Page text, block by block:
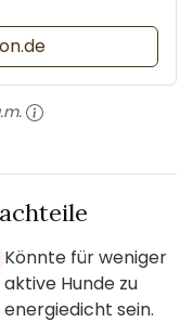
Könnte für weniger
aktive Hunde zu
energiedicht sein.